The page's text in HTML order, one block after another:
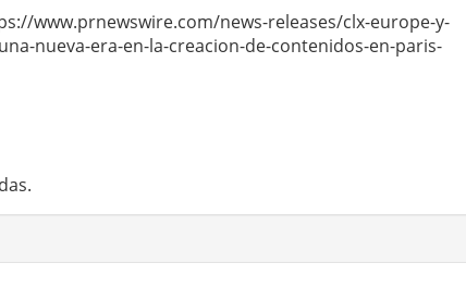
www.prnewswire.com/news-releases/clx-europe-y-
nueva-era-en-la-creacion-de-contenidos-en-paris-